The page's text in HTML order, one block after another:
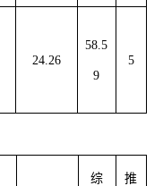
24.26
58.5
9
5
综 推